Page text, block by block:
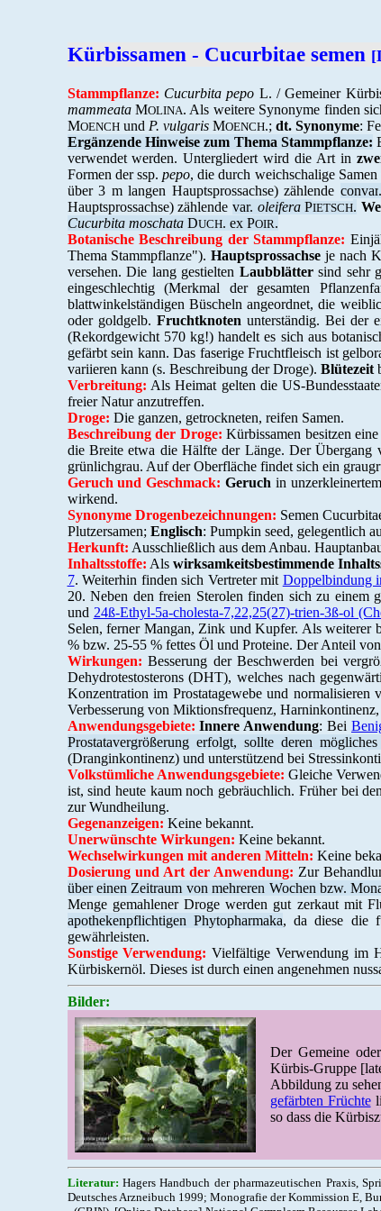
Kürbissamen - Cucurbitae semen
Stammpflanze: Cucurbita pepo L. / Gemeiner
mammeataMOLINA. Als weitere Synonyme finden
MOENCHund P. vulgarisMOENCH.; dt. Synonyme:
Ergänzende Hinweise zum Thema Stammpflanze:
verwendet werden. Untergliedert wird die Art in
Formen der ssp.pepo, die durch weichschalige
über 3 m langen Hauptsprossachse) zählende convar
Hauptsprossachse) zählende var. oleiferaPIETSCH.
Cucurbita moschataDUCH. ex POIR.
Botanische Beschreibung der Stammpflanze:
Thema Stammpflanze").Hauptsprossachse je nach
versehen. Die lang gestielten Laubblättersind sehr
eingeschlechtig (Merkmal der gesamten
blattwinkelständigen Büscheln angeordnet, die
oder goldgelb. Fruchtknoten unterständig. Bei der
(Rekordgewicht 570 kg!) handelt es sich aus
gefärbt sein kann. Das faserige Fruchtfleisch ist
variieren kann (s. Beschreibung der Droge). Blütezeit
Verbreitung: Als Heimat gelten die US-
freier Natur anzutreffen.
Droge: Die ganzen, getrockneten, reifen Samen.
Beschreibung der Droge: Kürbissamen besitzen
die Breite etwa die Hälfte der Länge. Der Übergang
grünlichgrau. Auf der Oberfläche findet sich ein
Geruch und Geschmack: Geruch in
wirkend.
Synonyme Drogenbezeichnungen: Semen
Plutzersamen; Englisch: Pumpkin seed, gelegentlich
Herkunft: Ausschließlich aus dem Anbau.
Inhaltsstoffe: Als wirksamkeitsbestimmende
7. Weiterhin finden sich Vertreter mit Doppelbindung
20. Neben den freien Sterolen finden sich zu einem
und 24ß-Ethyl-5a-cholesta-7,22,25(27)-trien-3ß-ol
Selen, ferner Mangan, Zink und Kupfer. Als weiterer
% bzw. 25-55 % fettes Öl und Proteine. Der Anteil
Wirkungen: Besserung der Beschwerden bei
Dehydrotestosterons (DHT), welches nach
Konzentration im Prostatagewebe und normalisieren
Verbesserung von Miktionsfrequenz,
Anwendungsgebiete: Innere Anwendung: Bei
Prostatavergrößerung erfolgt, sollte deren
(Dranginkontinenz) und unterstützend bei
Volkstümliche Anwendungsgebiete: Gleiche
ist, sind heute kaum noch gebräuchlich. Früher bei
zur Wundheilung.
Gegenanzeigen: Keine bekannt.
Unerwünschte Wirkungen: Keine bekannt.
Wechselwirkungen mit anderen Mitteln: Keine
Dosierung und Art der Anwendung: Zur
über einen Zeitraum von mehreren Wochen bzw.
Menge gemahlener Droge werden gut zerkaut mit
apothekenpflichtigen Phytopharmaka, da diese die
gewährleisten.
Sonstige Verwendung: Vielfältige Verwendung im
Kürbiskernöl. Dieses ist durch einen angenehmen
Bilder:
Der Gemeine
Kürbis-Gruppe
Abbildung zu
gefärbten Früchte
so dass die
Literatur: Hagers Handbuch der pharmazeutischen Praxis,
Deutsches Arzneibuch 1999; Monografie der Kommission E,